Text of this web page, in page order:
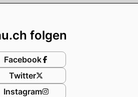
folgen
Facebook
Twitter
Instagram